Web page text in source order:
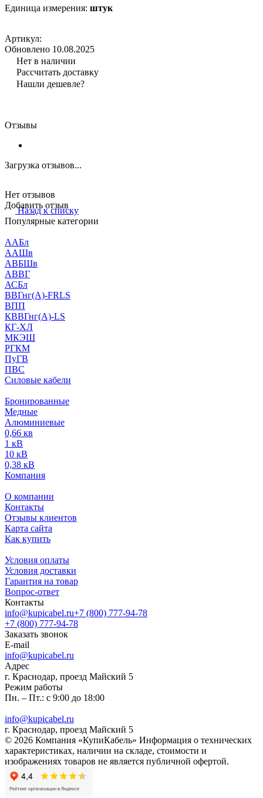
Единица измерения: штук
Артикул:
Обновлено 10.08.2025
Нет в наличии
Рассчитать доставку
Нашли дешевле?
Отзывы
Загрузка отзывов...
Нет отзывов
Добавить отзыв
Назад к списку
Популярные категории
ААБл
ААШв
АВБШв
АВВГ
АСБл
ВВГнг(А)-FRLS
ВПП
КВВГнг(А)-LS
КГ-ХЛ
МКЭШ
РГКМ
ПуГВ
ПВС
Силовые кабели
Бронированные
Медные
Алюминиевые
0,66 кв
1 кВ
10 кВ
0,38 кВ
Компания
О компании
Контакты
Отзывы клиентов
Карта сайта
Как купить
Условия оплаты
Условия доставки
Гарантия на товар
Вопрос-ответ
Контакты
info@kupicabel.ru+7 (800) 777-94-78
+7 (800) 777-94-78
Заказать звонок
E-mail
info@kupicabel.ru
Адрес
г. Краснодар, проезд Майский 5
Режим работы
Пн. – Пт.: с 9:00 до 18:00
info@kupicabel.ru
г. Краснодар, проезд Майский 5
© 2026 Компания «КупиКабель» Информация о технических
характеристиках, наличии на складе, стоимости и
изображениях товаров не является публичной офертой.